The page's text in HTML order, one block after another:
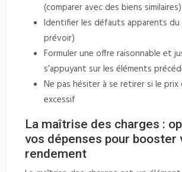
(comparer avec des biens similaires)
Identifier les défauts apparents du
prévoir)
Formuler une offre raisonnable et
s’appuyant sur les éléments
Ne pas hésiter à se retirer si le
excessif
La maîtrise des charges :
vos dépenses pour booster
rendement